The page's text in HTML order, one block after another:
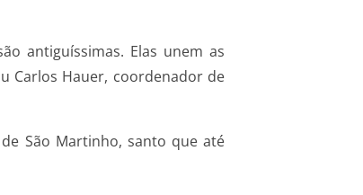
antiguíssimas. Elas unem as
Carlos Hauer, coordenador de
São Martinho, santo que até